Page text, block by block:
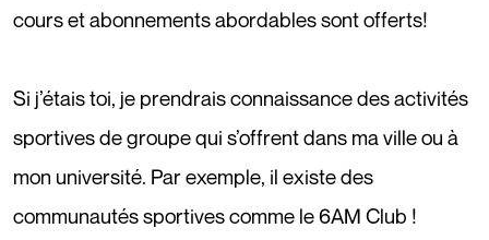
cours et abonnements abordables sont offerts!
Si j’étais toi, je prendrais connaissance des activités
sportives de groupe qui s’offrent dans ma ville ou à
mon université. Par exemple, il existe des
communautés sportives comme le 6AM Club !